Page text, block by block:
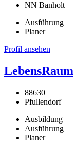
NN Banholt
Ausführung
Planer
Profil ansehen
LebensRaum
88630
Pfullendorf
Ausbildung
Ausführung
Planer